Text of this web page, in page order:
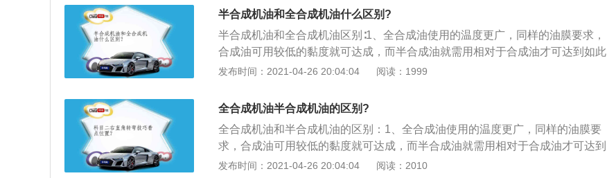
流走，当引擎再次启动时，两金属表面的油膜已经消失，引致干启动的出现；
2、全合成油使用的温度更广，使用期限更长，同样的油膜要求，合成油可用较
低的黏度就可达成，而半合成油就需用相对于合成油较浓的黏度才可达到如此要
求。换句话说，在相同的工作环境里，全合成油用较低的黏度就可以达到保护引
擎的目的；3、同样，在相同的工作环境里，全合成油因为使用期限比半合成油
半合成机油和全合成机油什么区别?
半合成机油和全合成机油区别∶1、全合成油使用的温度更广，同样的油膜要求，
合成油可用较低的黏度就可达成，而半合成油就需用相对于合成油才可达到如此
要求；2、在相同的工作环境里，全合成油用较低的黏度就可以保护引擎；3、在
多。
发布时间：2021-04-26 20:04:04 阅读：1999
全合成机油半合成机油的区别?
全合成机油和半合成机油的区别：1、全合成油使用的温度更广，同样的油膜要
求，合成油可用较低的黏度就可达成，而半合成油就需用相对于合成油才可达到
如此要求；2、在相同的工作环境里，全合成油用较低的黏度就可以保护引擎；
发布时间：2021-04-26 20:04:04 阅读：2010